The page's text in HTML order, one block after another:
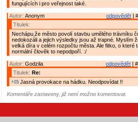
fungujících i pro veřejnost také.
odpovědět |
Autor: Anonym
Titulek:
Nechápu,že město povolí stavbu umělého trávníku
nedokozáli a jejich výsledky jsou až trapné. Myslím
velká díra v celém rozpočtu města. Ale fitko, o které
normální člověk to nepodpoří. :/
odpovědět |
Autor: Godzila
Titulek: Re:
Jasná provokace na hádku. Neodpovídat !!
Komentáře zastaveny, již není možno komentovat.